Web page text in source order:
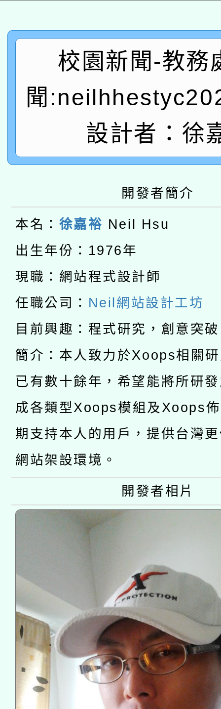
公告之原住民族歲時祭
一案。
答一案
有關本府115年70歲以
人員健康講座「吃得安
心」，鼓勵退休同仁踴
本校115學年度第2次
招甄選結果公告(無人
適應運動共學行動站研
本館辦理115年度閱讀
暨閱讀推動專業研習
科技賦能─人工智慧
本校115學年度第1次
第3次招考甄選結果公
本校115學年度第2次
次招考甄選結果公告(
有關原住民族委員會
公告之原住民族歲時祭
一案。
兒童少年暑期犯罪預防
答一案
有關本府115年70歲以
人員健康講座「吃得安
心」，鼓勵退休同仁踴
案。
本校115學年度第2次
招甄選結果公告(無人
招)
適應運動共學行動站研
暨閱讀推動專業研習
A3數位素養講師名單
校園新聞-教務
聞
設計者：徐
開發者簡介
本名： 徐嘉裕 Neil Hsu
出生年份：1976年
現職：網站程式設計師
任職公司： Neil網站設計工坊
目前興趣：程式研究，創意突
簡介：本人致力於Xoops相關
已有數十餘年，希望能將所研
成各類型Xoops模組及Xoops
期支持本人的用戶，提供台灣
網站架設環境。
開發者相片